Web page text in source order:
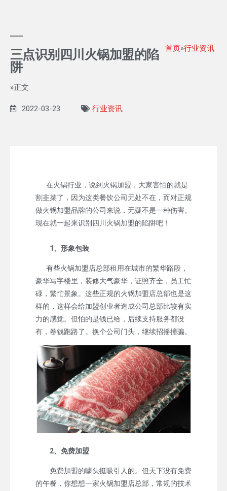
三点识别四川火锅加盟的陷
阱
首页»行业资讯
»正文
2022-03-23 行业资讯
在火锅行业，说到火锅加盟，大家害怕的就是
割韭菜了，因为这类餐饮公司无处不在，而对正规
做火锅加盟品牌的公司来说，无疑不是一种伤害。
现在就一起来识别四川火锅加盟的陷阱吧！
1、形象包装
有些火锅加盟店总部租用在城市的繁华路段，
豪华写字楼里，装修大气豪华，证照齐全，员工忙
碌，繁忙景象。这些正规的火锅加盟店总部也是这
样的，这样会给加盟创业者造成公司总部比较有实
力的感觉。但怕的是钱已给，后续支持服务都没
有，卷钱跑路了。换个公司门头，继续招摇撞骗。
2、免费加盟
免费加盟的噱头挺吸引人的。但天下没有免费
的午餐，你想想一家火锅加盟店总部，常规的技术